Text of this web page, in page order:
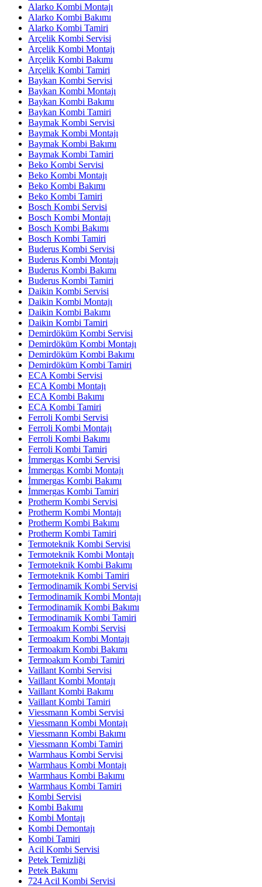
Alarko Kombi Montajı
Alarko Kombi Bakımı
Alarko Kombi Tamiri
Arçelik Kombi Servisi
Arçelik Kombi Montajı
Arçelik Kombi Bakımı
Arçelik Kombi Tamiri
Baykan Kombi Servisi
Baykan Kombi Montajı
Baykan Kombi Bakımı
Baykan Kombi Tamiri
Baymak Kombi Servisi
Baymak Kombi Montajı
Baymak Kombi Bakımı
Baymak Kombi Tamiri
Beko Kombi Servisi
Beko Kombi Montajı
Beko Kombi Bakımı
Beko Kombi Tamiri
Bosch Kombi Servisi
Bosch Kombi Montajı
Bosch Kombi Bakımı
Bosch Kombi Tamiri
Buderus Kombi Servisi
Buderus Kombi Montajı
Buderus Kombi Bakımı
Buderus Kombi Tamiri
Daikin Kombi Servisi
Daikin Kombi Montajı
Daikin Kombi Bakımı
Daikin Kombi Tamiri
Demirdöküm Kombi Servisi
Demirdöküm Kombi Montajı
Demirdöküm Kombi Bakımı
Demirdöküm Kombi Tamiri
ECA Kombi Servisi
ECA Kombi Montajı
ECA Kombi Bakımı
ECA Kombi Tamiri
Ferroli Kombi Servisi
Ferroli Kombi Montajı
Ferroli Kombi Bakımı
Ferroli Kombi Tamiri
İmmergas Kombi Servisi
İmmergas Kombi Montajı
İmmergas Kombi Bakımı
İmmergas Kombi Tamiri
Protherm Kombi Servisi
Protherm Kombi Montajı
Protherm Kombi Bakımı
Protherm Kombi Tamiri
Termoteknik Kombi Servisi
Termoteknik Kombi Montajı
Termoteknik Kombi Bakımı
Termoteknik Kombi Tamiri
Termodinamik Kombi Servisi
Termodinamik Kombi Montajı
Termodinamik Kombi Bakımı
Termodinamik Kombi Tamiri
Termoakım Kombi Servisi
Termoakım Kombi Montajı
Termoakım Kombi Bakımı
Termoakım Kombi Tamiri
Vaillant Kombi Servisi
Vaillant Kombi Montajı
Vaillant Kombi Bakımı
Vaillant Kombi Tamiri
Viessmann Kombi Servisi
Viessmann Kombi Montajı
Viessmann Kombi Bakımı
Viessmann Kombi Tamiri
Warmhaus Kombi Servisi
Warmhaus Kombi Montajı
Warmhaus Kombi Bakımı
Warmhaus Kombi Tamiri
Kombi Servisi
Kombi Bakımı
Kombi Montajı
Kombi Demontajı
Kombi Tamiri
Acil Kombi Servisi
Petek Temizliği
Petek Bakımı
724 Acil Kombi Servisi